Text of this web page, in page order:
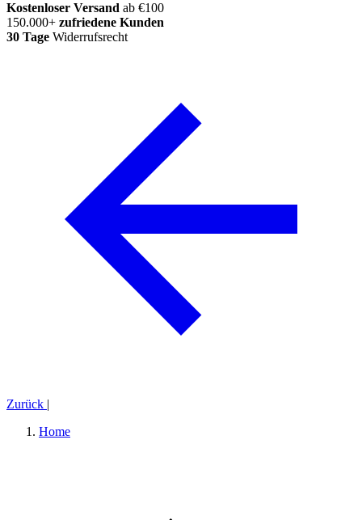
Kostenloser Versand ab €100
150.000+ zufriedene Kunden
30 Tage Widerrufsrecht
Zurück |
Home